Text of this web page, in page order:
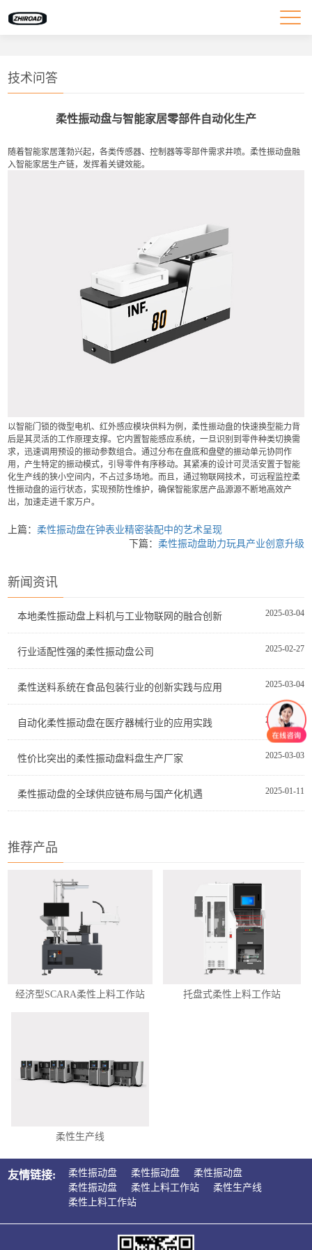
技术问答
柔性振动盘与智能家居零部件自动化生产
随着智能家居蓬勃兴起，各类传感器、控制器等零部件需求井喷。柔性振动盘融
入智能家居生产链，发挥着关键效能。
以智能门锁的微型电机、红外感应模块供料为例，柔性振动盘的快速换型能力背
后是其灵活的工作原理支撑。它内置智能感应系统，一旦识别到零件种类切换需
求，迅速调用预设的振动参数组合。通过分布在盘底和盘壁的振动单元协同作
用，产生特定的振动模式，引导零件有序移动。其紧凑的设计可灵活安置于智能
化生产线的狭小空间内，不占过多场地。而且，通过物联网技术，可远程监控柔
性振动盘的运行状态，实现预防性维护，确保智能家居产品源源不断地高效产
出，加速走进千家万户。
上篇：柔性振动盘在钟表业精密装配中的艺术呈现
下篇： 柔性振动盘助力玩具产业创意升级
新闻资讯
2025-03-04
本地柔性振动盘上料机与工业物联网的融合创新
2025-02-27
行业适配性强的柔性振动盘公司
2025-03-04
柔性送料系统在食品包装行业的创新实践与应用
2025-03-04
自动化柔性振动盘在医疗器械行业的应用实践
2025-03-03
性价比突出的柔性振动盘料盘生产厂家
2025-01-11
柔性振动盘的全球供应链布局与国产化机遇
推荐产品
经济型SCARA柔性上料工作站 托盘式柔性上料工作站
柔性生产线
友情链接: 柔性振动盘 柔性振动盘
柔性振动盘
柔性振动盘
柔性上料工作站
柔性生产线
柔性上料工作站